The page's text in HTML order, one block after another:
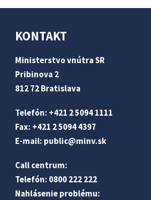
KONTAKT
Ministerstvo vnútra SR
Pribinova 2
812 72 Bratislava
Telefón: +421 2 5094 1111
Fax: +421 2 5094 4397
E-mail: public@minv.sk
Call centrum:
Telefón: 0800 222 222
Nahlásenie problému: